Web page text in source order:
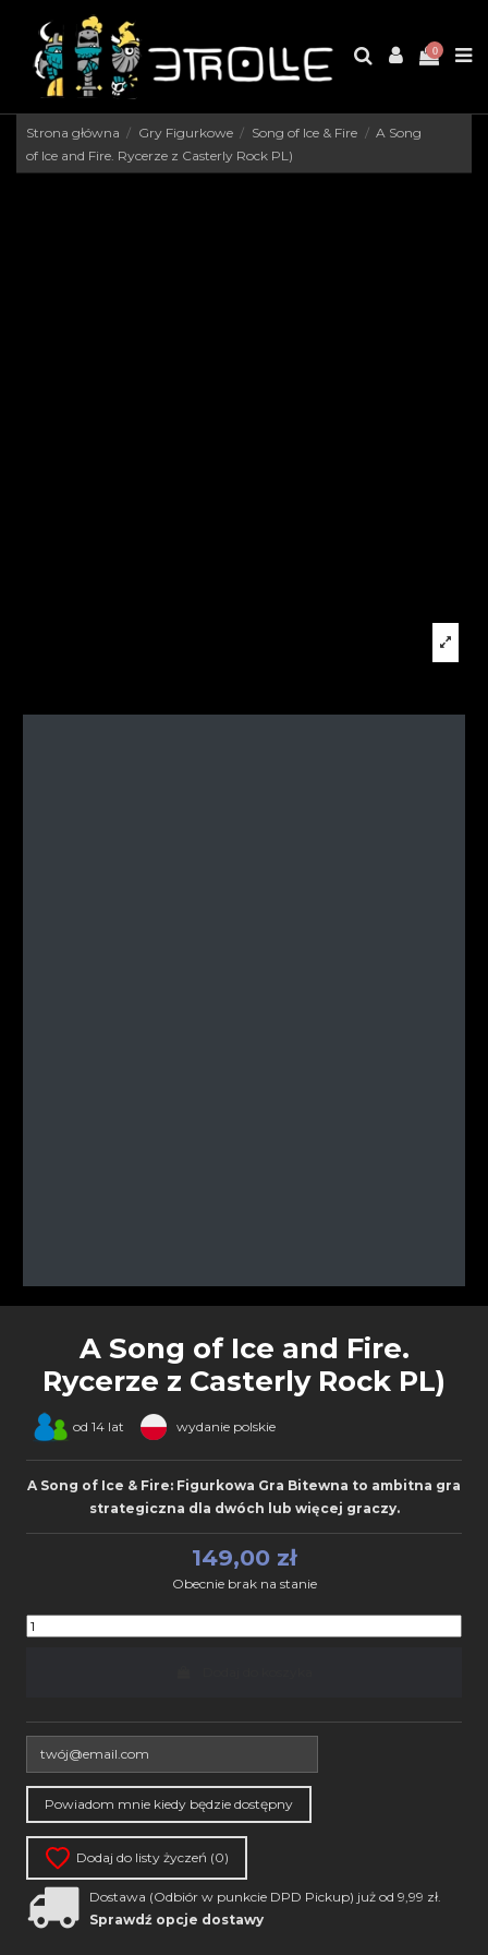
0
Strona główna Gry Figurkowe Song of Ice & Fire
A Song
of Ice and Fire. Rycerze z Casterly Rock PL)
A Song of Ice and Fire.
Rycerze z Casterly Rock PL)
od 14 lat wydanie polskie
A Song of Ice & Fire: Figurkowa Gra Bitewna to ambitna gra
strategiczna dla dwóch lub więcej graczy.
149,00 zł
Obecnie brak na stanie
Dodaj do listy życzeń (0)
Dostawa (Odbiór w punkcie DPD Pickup) już od 9,99 zł.
Sprawdź opcje dostawy